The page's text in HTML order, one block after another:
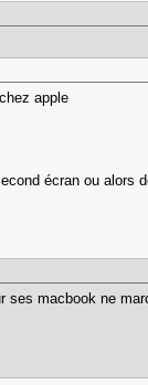
apple
écran ou
ses macbook ne